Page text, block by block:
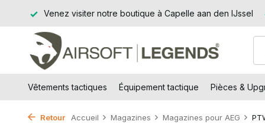
Retour dans les 14 jours ouvrables Livraison
Vêtements tactiques Équipement tactique Pièces &
Retour Accueil Magazines Magazines pour AEG